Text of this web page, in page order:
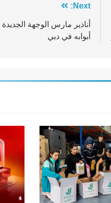
Next:
أناذير مارس الوجهة
أبوابه في دبي